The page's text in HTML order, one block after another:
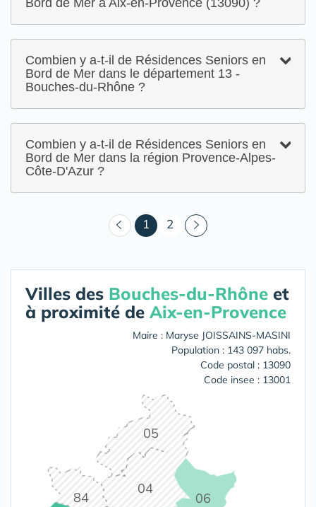
Bord de Mer à Aix-en-Provence (13090) ?
Combien y a-t-il de Résidences Seniors en
Bord de Mer dans le département 13 -
Bouches-du-Rhône ?
Combien y a-t-il de Résidences Seniors en
Bord de Mer dans la région Provence-Alpes-
Côte-D'Azur ?
1 (courant)
2
Villes des Bouches-du-Rhône et
à proximité de Aix-en-Provence
Maire : Maryse JOISSAINS-MASINI
Population : 143 097 habs.
Code postal : 13090
Code insee : 13001
04
05
06
84